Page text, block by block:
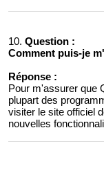
10. Question :
Comment puis-je
Réponse :
Pour m'assurer que
plupart des
visiter le site officiel
nouvelles